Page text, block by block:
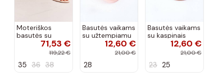
Moteriškos
basutės su
aukso spalvos
kulniukais Laura
spalvos
71,53 €
119,22 €
35 36 38
Basutės vaikams
su užtempiamu
užsegimu
rožinės spalvos
12,60 €
21,00 €
28
Basutės vaikams
su kaspinais
aukso spalvos
12,60 €
21,00 €
23 25